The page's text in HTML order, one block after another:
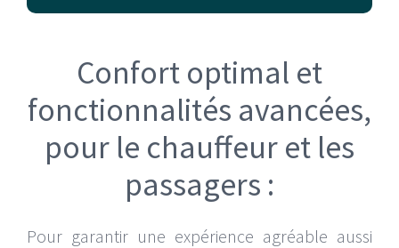
Confort optimal et
fonctionnalités avancées,
pour le chauffeur et les
passagers :
Pour garantir une expérience agréable aussi